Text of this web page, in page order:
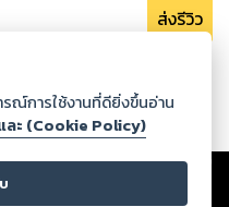
ตกอยู่ในอันตราย
และพาหนีไปซ่อนตัว
กัน 24 ชั่วโมงแล้ว
ไปฟรีๆ กันเล่า
วสวยอย่างศิศิรา
ส่งรีวิว
ตอรี่ล็อกขอสงวนสิทธิ์ไม่รับผิดชอบ
และปรากฏว่าละเมิดสิทธิใน
รณ์การใช้งานที่ดียิ่งขึ้นอ่าน
ะ (Cookie Policy)